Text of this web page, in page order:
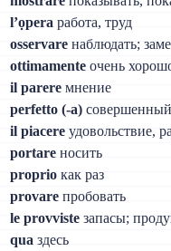
l’ọpera работа, труд
osservare наблюдать;
ottimamente очень
il parere мнение
perfetto (-а)
il piacere удовольствие,
portare носить
proprio как раз
provare пробовать
le provviste запасы;
qua здесь